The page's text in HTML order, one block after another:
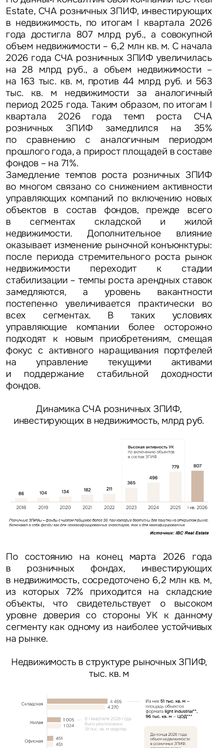
Estate, СЧА розничных ЗПИФ, инвестирующих
в недвижимость, по итогам I квартала 2026
года достигла 807 млрд руб., а совокупной
объем недвижимости – 6,2 млн кв. м. С начала
2026 года СЧА розничных ЗПИФ увеличилась
на 28 млрд руб., а объем недвижимости –
на 163 тыс. кв. м, против 44 млрд руб. и 563
тыс. кв. м недвижимости за аналогичный
период 2025 года. Таким образом, по итогам I
квартала 2026 года темп роста СЧА
розничных ЗПИФ замедлился на 35%
по сравнению с аналогичным периодом
прошлого года, а прирост площадей в составе
фондов – на 71%.
Замедление темпов роста розничных ЗПИФ
во многом связано со снижением активности
управляющих компаний по включению новых
объектов в состав фондов, прежде всего
в сегментах складской и жилой
недвижимости. Дополнительное влияние
оказывает изменение рыночной конъюнктуры:
после периода стремительного роста рынок
недвижимости переходит к стадии
стабилизации – темпы роста арендных ставок
замедляются, а уровень вакантности
постепенно увеличивается практически во
всех сегментах. В таких условиях
управляющие компании более осторожно
подходят к новым приобретениям, смещая
фокус с активного наращивания портфелей
на управление текущими активами
и поддержание стабильной доходности
фондов.
Динамика СЧА розничных ЗПИФ,
инвестирующих в недвижимость, млрд руб.
По состоянию на конец марта 2026 года
в розничных фондах, инвестирующих
в недвижимость, сосредоточено 6,2 млн кв. м,
из которых 72% приходится на складские
объекты, что свидетельствует о высоком
уровне доверия со стороны УК к данному
сегменту как одному из наиболее устойчивых
на рынке.
Недвижимость в структуре рыночных ЗПИФ,
тыс. кв. м